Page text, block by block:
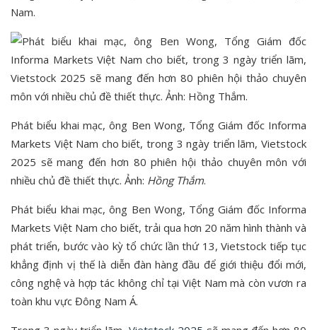
Nam.
Phát biểu khai mạc, ông Ben Wong, Tổng Giám đốc Informa
Markets Việt Nam cho biết, trong 3 ngày triển lãm, Vietstock
2025 sẽ mang đến hơn 80 phiên hội thảo chuyên môn với
nhiều chủ đề thiết thực. Ảnh: Hồng Thắm
Phát biểu khai mạc, ông Ben Wong, Tổng Giám đốc Informa
Markets Việt Nam cho biết, trải qua hơn 20 năm hình thành và
phát triển, bước vào kỳ tổ chức lần thứ 13, Vietstock tiếp tục
khẳng định vị thế là diễn đàn hàng đầu để giới thiệu đổi mới,
công nghệ và hợp tác không chỉ tại Việt Nam mà còn vươn ra
toàn khu vực Đông Nam Á.